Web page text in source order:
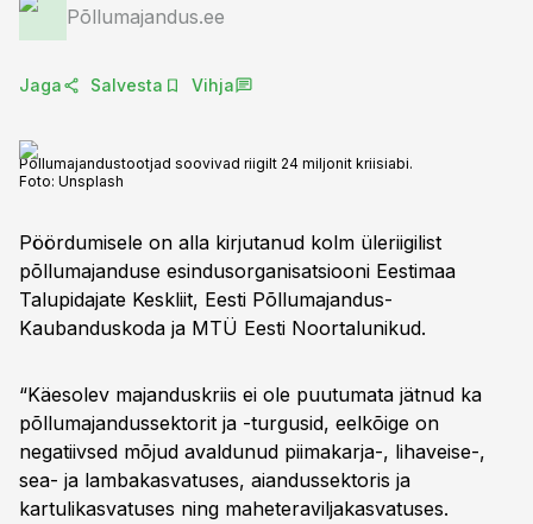
Põllumajandus.ee
Jaga Salvesta Vihja
Põllumajandustootjad soovivad riigilt 24 miljonit kriisiabi.
Foto: Unsplash
Pöördumisele on alla kirjutanud kolm üleriigilist
põllumajanduse esindusorganisatsiooni Eestimaa
Talupidajate Keskliit, Eesti Põllumajandus-
Kaubanduskoda ja MTÜ Eesti Noortalunikud.
“Käesolev majanduskriis ei ole puutumata jätnud ka
põllumajandussektorit ja -turgusid, eelkõige on
negatiivsed mõjud avaldunud piimakarja-, lihaveise-,
sea- ja lambakasvatuses, aiandussektoris ja
kartulikasvatuses ning maheteraviljakasvatuses.